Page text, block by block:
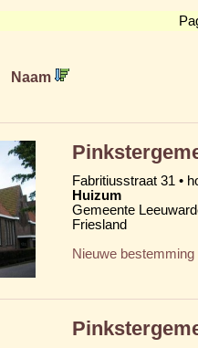
Naam
Fabritiusstraat 31 •
Huizum
Gemeente
Friesland
Nieuwe bestemming